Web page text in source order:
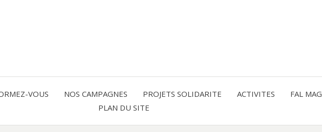
AMERIQUE
VOUS NOS CAMPAGNES PROJETS SOLIDARITE ACTIVITES FAL MAG
PLAN DU SITE